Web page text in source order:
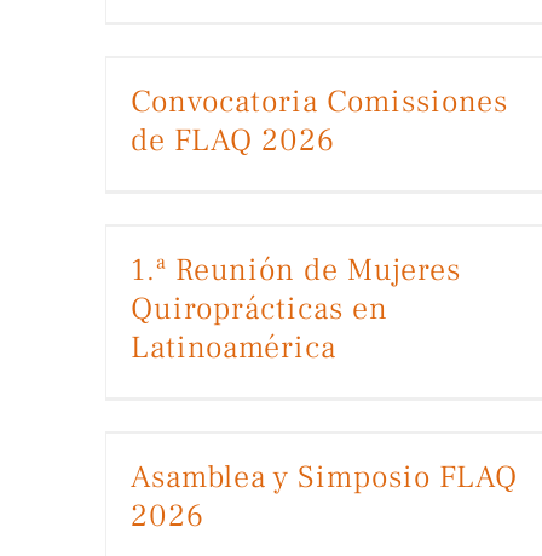
Convocatoria Comissiones
de FLAQ 2026
1.ª Reunión de Mujeres
Quiroprácticas en
Latinoamérica
Asamblea y Simposio FLAQ
2026